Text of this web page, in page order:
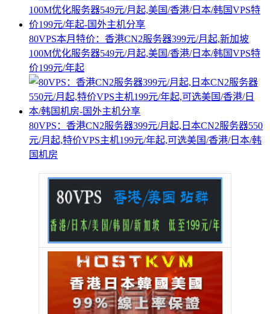
80VPS本月特价：香港CN2服务器399元/月起,新加坡
100M优化服务器549元/月起,美国/香港/日本/韩国VPS特
价199元/年起
80VPS：香港CN2服务器399元/月起,日本CN2服务器550
元/月起,特价VPS主机199元/年起,可选美国/香港/日本/韩
国机房